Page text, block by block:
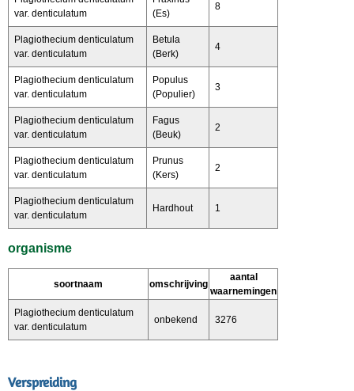
var. denticulatum
(Es)
8
Plagiothecium denticulatum
var. denticulatum
Betula
(Berk)
4
Plagiothecium denticulatum
var. denticulatum
Populus
(Populier)
3
Plagiothecium denticulatum
var. denticulatum
Fagus
(Beuk)
2
Plagiothecium denticulatum
var. denticulatum
Prunus
(Kers)
2
Plagiothecium denticulatum
var. denticulatum
Hardhout 1
organisme
soortnaam omschrijving
aantal
waarnemingen
Plagiothecium denticulatum
var. denticulatum
onbekend 3276
Verspreiding